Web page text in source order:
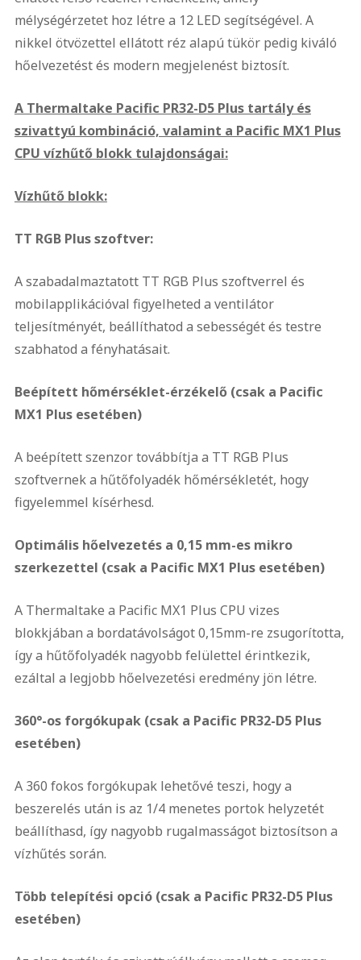
mélységérzetet hoz létre a 12 LED segítségével. A
nikkel ötvözettel ellátott réz alapú tükör pedig kiváló
hőelvezetést és modern megjelenést biztosít.
A Thermaltake Pacific PR32-D5 Plus tartály és
szivattyú kombináció, valamint a Pacific MX1 Plus
CPU vízhűtő blokk tulajdonságai:
Vízhűtő blokk:
TT RGB Plus szoftver:
A szabadalmaztatott TT RGB Plus szoftverrel és
mobilapplikációval figyelheted a ventilátor
teljesítményét, beállíthatod a sebességét és testre
szabhatod a fényhatásait.
Beépített hőmérséklet-érzékelő (csak a Pacific
MX1 Plus esetében)
A beépített szenzor továbbítja a TT RGB Plus
szoftvernek a hűtőfolyadék hőmérsékletét, hogy
figyelemmel kísérhesd.
Optimális hőelvezetés a 0,15 mm-es mikro
szerkezettel (csak a Pacific MX1 Plus esetében)
A Thermaltake a Pacific MX1 Plus CPU vizes
blokkjában a bordatávolságot 0,15mm-re zsugorította,
így a hűtőfolyadék nagyobb felülettel érintkezik,
ezáltal a legjobb hőelvezetési eredmény jön létre.
360°-os forgókupak (csak a Pacific PR32-D5 Plus
esetében)
A 360 fokos forgókupak lehetővé teszi, hogy a
beszerelés után is az 1/4 menetes portok helyzetét
beállíthasd, így nagyobb rugalmasságot biztosítson a
vízhűtés során.
Több telepítési opció (csak a Pacific PR32-D5 Plus
esetében)